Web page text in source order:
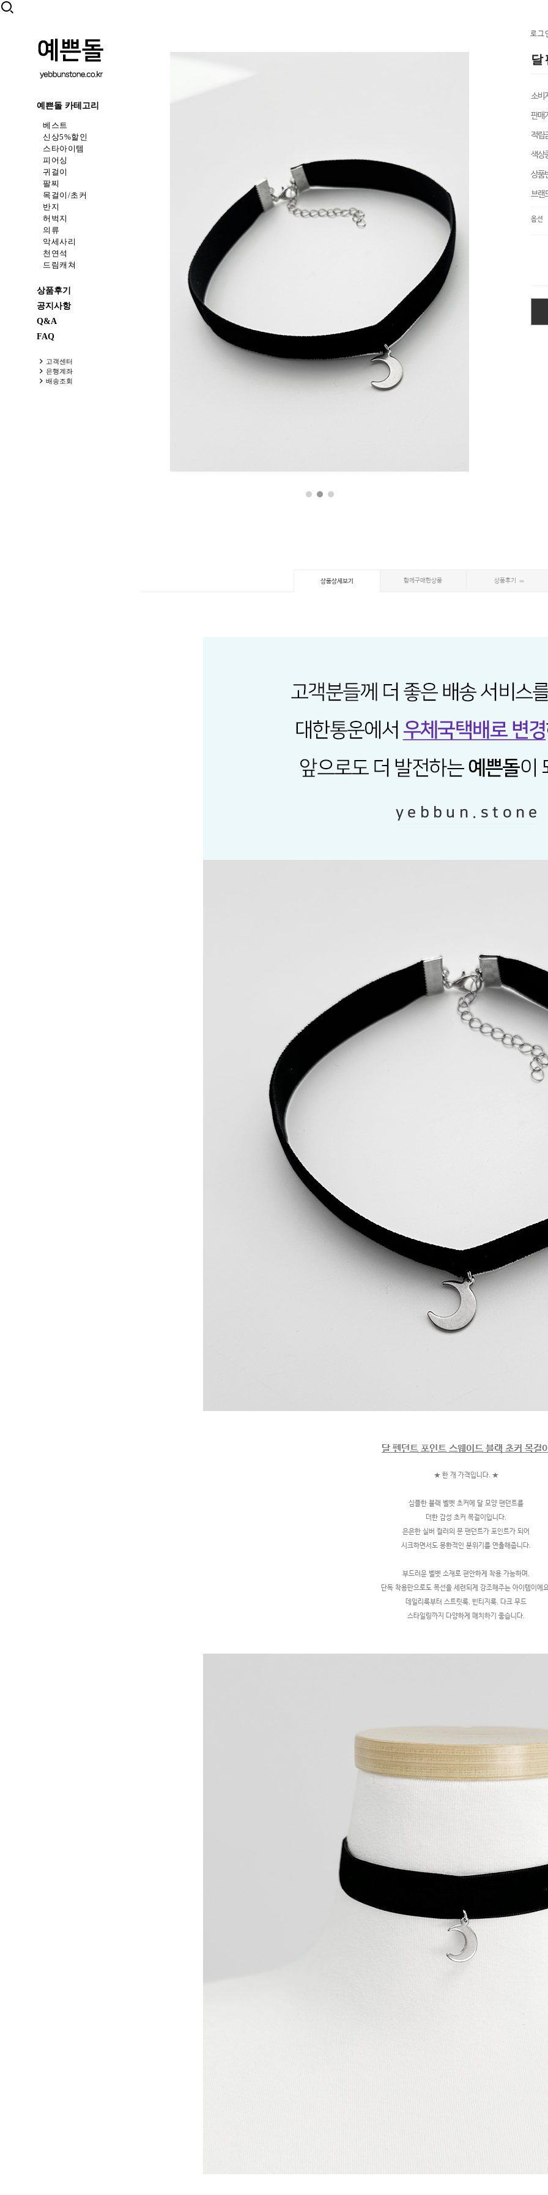
로그
예쁜돌 카테고리
베스트
신상5%할인
스타아이템
피어싱
귀걸이
팔찌
목걸이/초커
반지
허벅지
의류
악세사리
천연석
드림캐쳐
상품후기
공지사항
Q&A
FAQ
고객센터
은행계좌
배송조회
달
소비
판매
적립
색상
상품
브랜
옵션
상품상세보기 함께구매한상품 상품후기
달 펜던트 포인트 스웨이드 블랙 초커 목걸
★ 한 개 가격입니다. ★
심플한 블랙 벨벳 초커에 달 모양 팬던트를
더한 감성 초커 목걸이입니다.
은은한 실버 컬러의 문 팬던트가 포인트가 되어
시크하면서도 몽환적인 분위기를 연출해줍니다.
부드러운 벨벳 소재로 편안하게 착용 가능하며,
단독 착용만으로도 목선을 세련되게 강조해주는 아이템이에
데일리룩부터 스트릿룩, 빈티지룩, 다크 무드
스타일링까지 다양하게 매치하기 좋습니다.